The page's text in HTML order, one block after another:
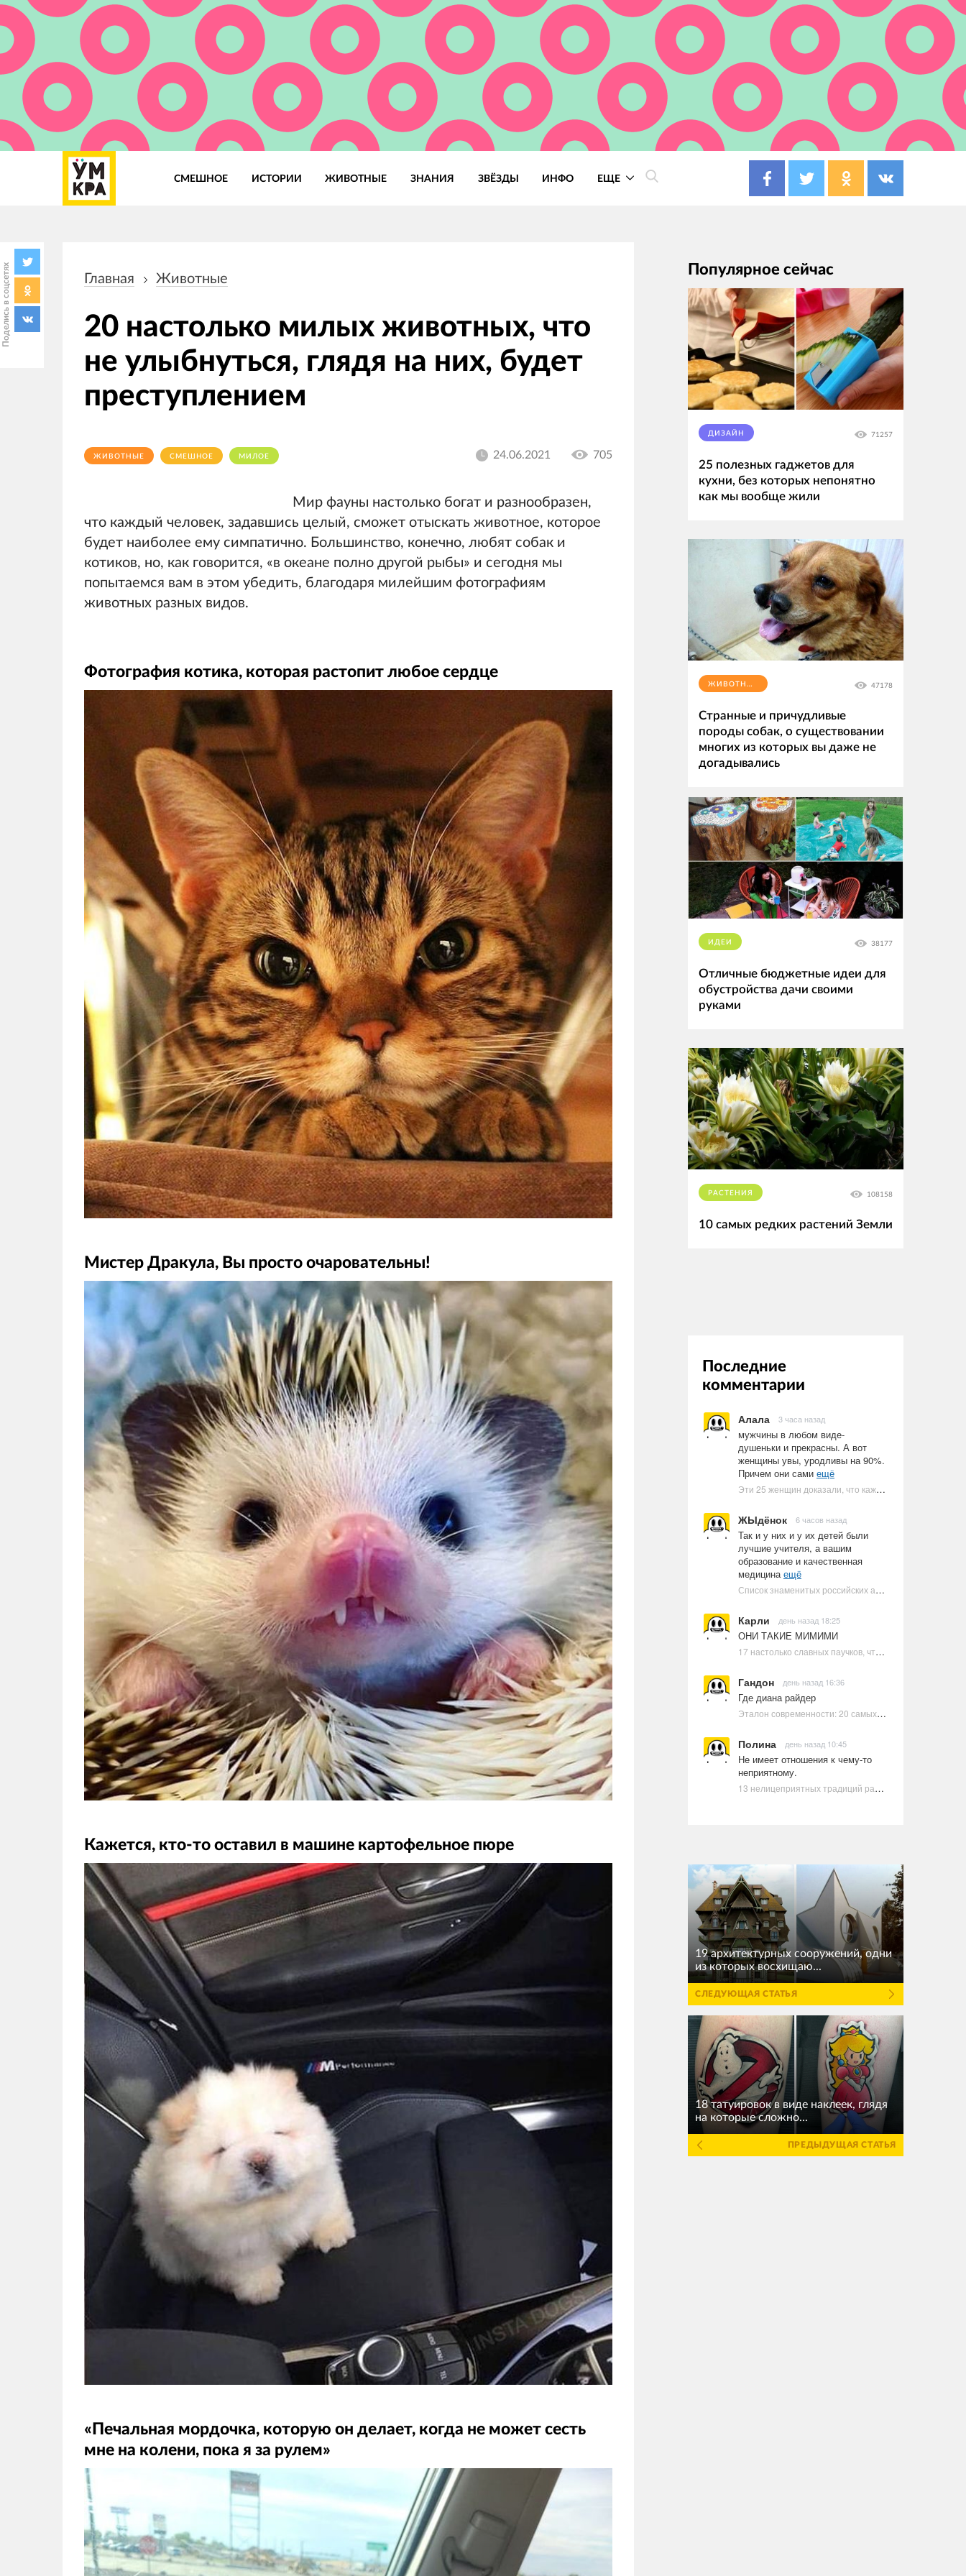
СМЕШНОЕ ИСТОРИИ ЖИВОТНЫЕ ЗНАНИЯ ЗВЁЗДЫ ИНФО ЕЩЕ
Поделись в соцсетях навигации
Главная Животные
20 настолько милых животных, что
не улыбнуться, глядя на них, будет
преступлением
ЖИВОТНЫЕ СМЕШНОЕ МИЛОЕ 24.06.2021 705
Мир фауны настолько богат и разнообразен,
что каждый человек, задавшись целый, сможет отыскать животное, которое
будет наиболее ему симпатично. Большинство, конечно, любят собак и
котиков, но, как говорится, «в океане полно другой рыбы» и сегодня мы
попытаемся вам в этом убедить, благодаря милейшим фотографиям
животных разных видов.
Фотография котика, которая растопит любое сердце
Мистер Дракула, Вы просто очаровательны!
Кажется, кто-то оставил в машине картофельное пюре
«Печальная мордочка, которую он делает, когда не может сесть
мне на колени, пока я за рулем»
Популярное сейчас
ДИЗАЙН 71257
25 полезных гаджетов для
кухни, без которых непонятно
как мы вообще жили
ЖИВОТНЫЕ 47178
Странные и причудливые
породы собак, о существовании
многих из которых вы даже не
догадывались
ИДЕИ 38177
Отличные бюджетные идеи для
обустройства дачи своими
руками
РАСТЕНИЯ 108158
10 самых редких растений Земли
Последние
комментарии
Алала 3 часа назад
мужчины в любом виде-
душеньки и прекрасны. А вот
женщины увы, уродливы на 90%.
Причем они сами ещё
Эти 25 женщин доказали, что каждое тело имеет право быть в бикини
ЖЫдёнок 6 часов назад
Так и у них и у их детей были
лучшие учителя, а вашим
образование и качественная
медицинаещё
Список знаменитых российских артистов-евреев | Ультрамарин
Карли день назад 18:25
ОНИ ТАКИЕ МИМИМИ
17 настолько славных паучков, что даже у арахнофобов появится желание их погладить
Гандон день назад 16:36
Где диана райдер
Эталон современности: 20 самых красивых и привлекательных актрис Голливуда, по мнению Google | Ультрамарин
Полина день назад 10:45
Не имеет отношения к чему-то
неприятному.
13 нелицеприятных традиций разных стран, которые могут шокировать неподготовленного человека
19 архитектурных сооружений, одни
из которых восхищаю...
СЛЕДУЮЩАЯ СТАТЬЯ
18 татуировок в виде наклеек, глядя
на которые сложно...
ПРЕДЫДУЩАЯ СТАТЬЯ